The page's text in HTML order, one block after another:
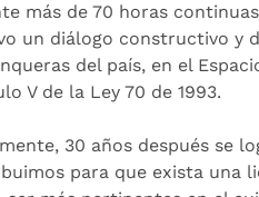
más de 70 horas
un diálogo constructivo y
del país, en el
V de la Ley 70 de 1993.
30 años después se
para que exista una